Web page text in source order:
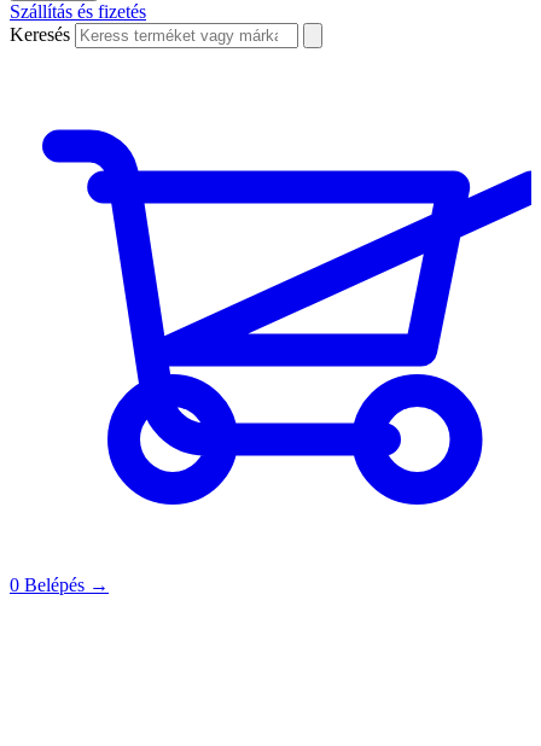
Szállítás és fizetés
Keresés
0 Belépés →